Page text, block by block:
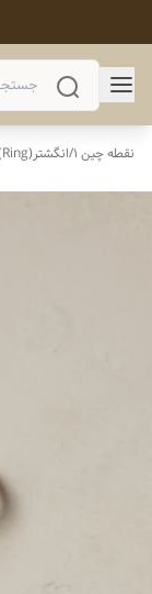
نقطه چین 1 /انگشتر(Ring)